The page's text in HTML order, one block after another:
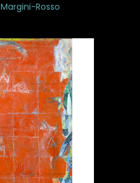
Margini-Rosso